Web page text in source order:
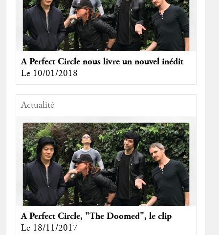
A Perfect Circle nous livre un nouvel inédit
Le 10/01/2018
Actualité
A Perfect Circle, "The Doomed", le clip
Le 18/11/2017